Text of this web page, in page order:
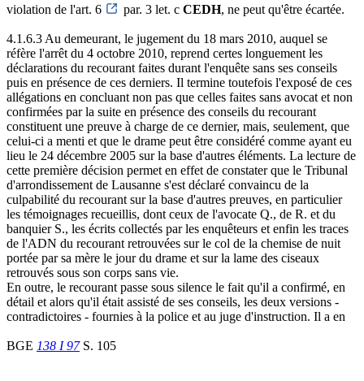
violation de l'art. 6
par. 3 let. c CEDH, ne peut qu'être écartée.
4.1.6.3 Au demeurant, le jugement du 18 mars 2010, auquel se
réfère l'arrêt du 4 octobre 2010, reprend certes longuement les
déclarations du recourant faites durant l'enquête sans ses conseils
puis en présence de ces derniers. Il termine toutefois l'exposé de ces
allégations en concluant non pas que celles faites sans avocat et non
confirmées par la suite en présence des conseils du recourant
constituent une preuve à charge de ce dernier, mais, seulement, que
celui-ci a menti et que le drame peut être considéré comme ayant eu
lieu le 24 décembre 2005 sur la base d'autres éléments. La lecture de
cette première décision permet en effet de constater que le Tribunal
d'arrondissement de Lausanne s'est déclaré convaincu de la
culpabilité du recourant sur la base d'autres preuves, en particulier
les témoignages recueillis, dont ceux de l'avocate Q., de R. et du
banquier S., les écrits collectés par les enquêteurs et enfin les traces
de l'ADN du recourant retrouvées sur le col de la chemise de nuit
portée par sa mère le jour du drame et sur la lame des ciseaux
retrouvés sous son corps sans vie.
En outre, le recourant passe sous silence le fait qu'il a confirmé, en
détail et alors qu'il était assisté de ses conseils, les deux versions -
contradictoires - fournies à la police et au juge d'instruction. Il a en
BGE 138 I 97S. 105